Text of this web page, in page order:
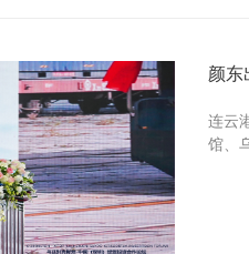
颜东
连云
馆、